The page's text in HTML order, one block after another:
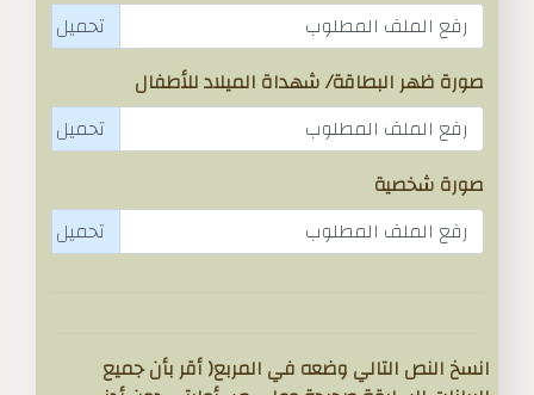
رفع الملف المطلوب
صورة ظهر البطاقة/ شهداة الميلاد للأطفال
رفع الملف المطلوب
صورة شخصية
رفع الملف المطلوب
انسخ النص التالي وضعه في المربع( أقر بأن جميع